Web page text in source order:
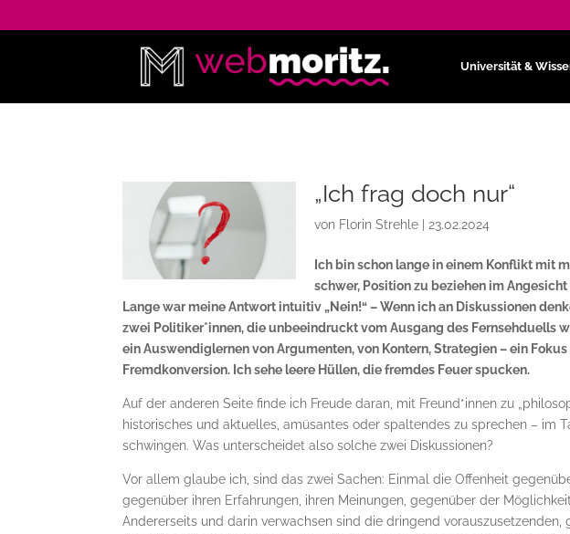
Universität &
„Ich frag doch nur“
von Florin Strehle 23.02.2024
Ich bin schon lange in einem Konflikt mit
schwer, Position zu beziehen im
Lange war meine Antwort intuitiv „Nein!“ – Wenn ich an Diskussionen
zwei Politiker*innen, die unbeeindruckt vom Ausgang des Fernsehduells
ein Auswendiglernen von Argumenten, von Kontern, Strategien – ein
Fremdkonversion. Ich sehe leere Hüllen, die fremdes Feuer spucken.
Auf der anderen Seite finde ich Freude daran, mit Freund*innen zu
historisches und aktuelles, amüsantes oder spaltendes zu sprechen – im
schwingen. Was unterscheidet also solche zwei Diskussionen?
Vor allem glaube ich, sind das zwei Sachen: Einmal die Offenheit
gegenüber ihren Erfahrungen, ihren Meinungen, gegenüber der
Andererseits und darin verwachsen sind die dringend vorauszusetzenden,